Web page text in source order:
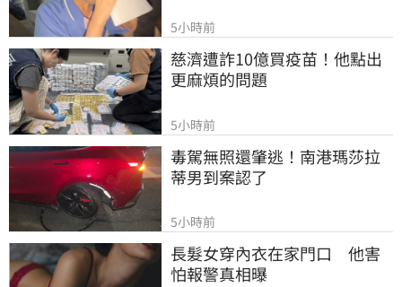
5小時前
慈濟遭詐10億買疫苗！他點出
更麻煩的問題
5小時前
毒駕無照還肇逃！南港瑪莎拉
蒂男到案認了
5小時前
長髮女穿內衣在家門口　他害
怕報警真相曝